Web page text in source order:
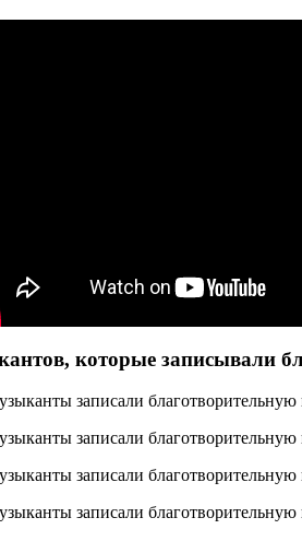
которые записывали